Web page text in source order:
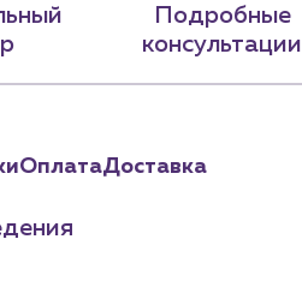
Подробные
консультации
ОплатаДоставка